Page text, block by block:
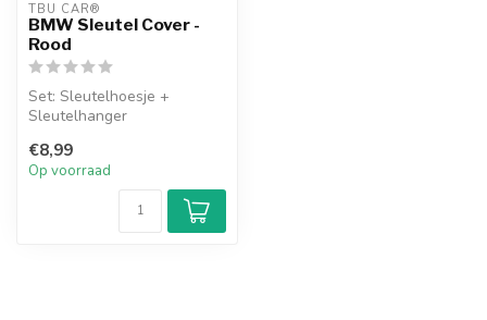
TBU CAR®
BMW Sleutel Cover -
Rood
Set: Sleutelhoesje +
Sleutelhanger
€8,99
Op voorraad